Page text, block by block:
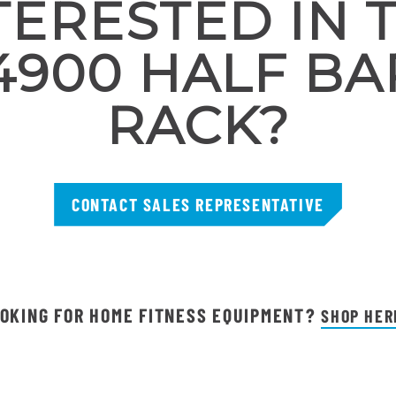
IN
HALF
RACK?
CONTACT SALES REPRESENTATIVE
FOR HOME FITNESS EQUIPMENT?SHOP